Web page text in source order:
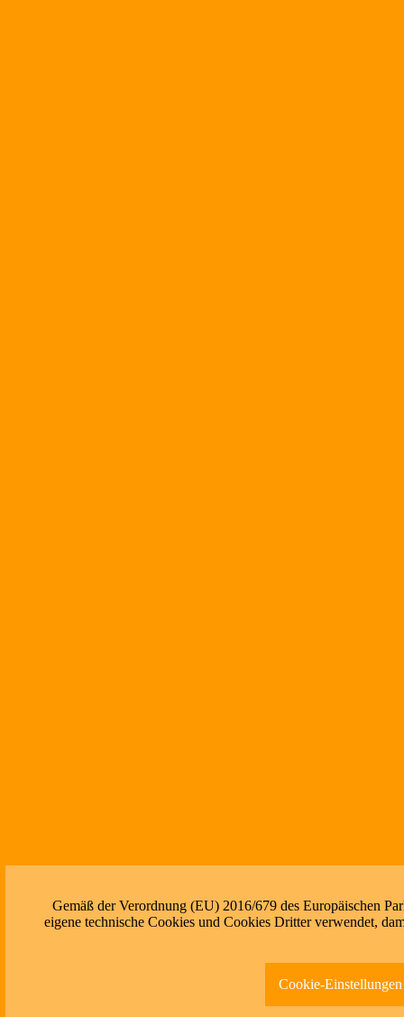
Gemäß der Verordnung (EU) 2016/679 des Europäischen
eigene technische Cookies und Cookies Dritter verwendet,
Cookie-Einstellungen